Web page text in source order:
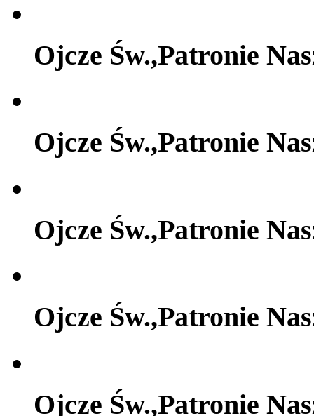
Ojcze Św.,Patronie
Ojcze Św.,Patronie
Ojcze Św.,Patronie
Ojcze Św.,Patronie
Ojcze Św.,Patronie